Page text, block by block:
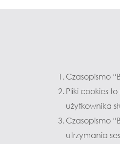
Czasopismo
Pliki cookies
użytkownika
Czasopismo
utrzymania